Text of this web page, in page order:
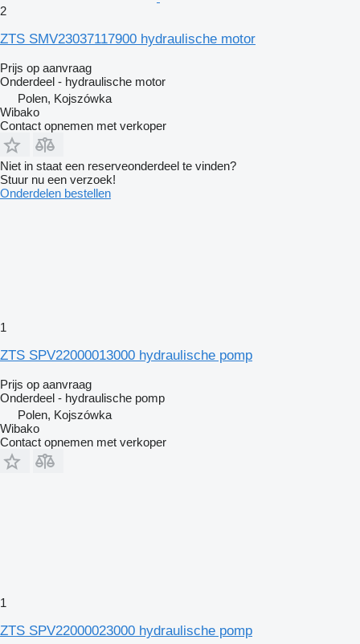
2
ZTS SMV23037117900 hydraulische motor
Prijs op aanvraag
Onderdeel - hydraulische motor
Polen, Kojszówka
Wibako
Contact opnemen met verkoper
Niet in staat een reserveonderdeel te vinden?
Stuur nu een verzoek!
Onderdelen bestellen
1
ZTS SPV22000013000 hydraulische pomp
Prijs op aanvraag
Onderdeel - hydraulische pomp
Polen, Kojszówka
Wibako
Contact opnemen met verkoper
1
ZTS SPV22000023000 hydraulische pomp